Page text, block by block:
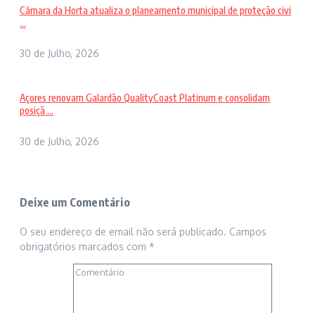
Câmara da Horta atualiza o planeamento municipal de proteção civi
...
30 de Julho, 2026
Açores renovam Galardão QualityCoast Platinum e consolidam
posiçã ...
30 de Julho, 2026
Deixe um Comentário
O seu endereço de email não será publicado. Campos
obrigatórios marcados com *